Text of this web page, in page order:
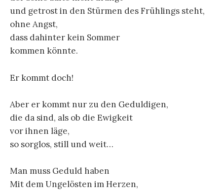
und getrost in den Stürmen des Frühlings steht,
ohne Angst,
dass dahinter kein Sommer
kommen könnte.
Er kommt doch!
Aber er kommt nur zu den Geduldigen,
die da sind, als ob die Ewigkeit
vor ihnen läge,
so sorglos, still und weit…
Man muss Geduld haben
Mit dem Ungelösten im Herzen,